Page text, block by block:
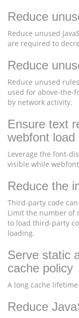
Reduce
Reduce unused
are required to
Reduce
Reduce unused
used for above-the-
by network activity.
Ensure text
webfont load
Leverage the font-
visible while
Reduce the
Third-party code
Limit the number of
to load third-party
loading.
Serve static
cache policy
A long cache
Reduce